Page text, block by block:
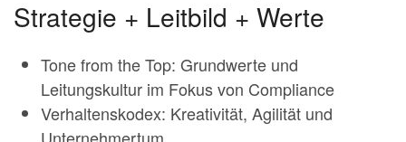
Strategie + Leitbild + Werte
Tone from the Top: Grundwerte und
Leitungskultur im Fokus von Compliance
Verhaltenskodex: Kreativität, Agilität und
Unternehmertum